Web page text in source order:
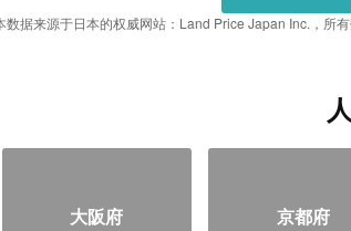
数据来源于日本的权威网站：Land Price Japan Inc.，所
大阪府 京都府